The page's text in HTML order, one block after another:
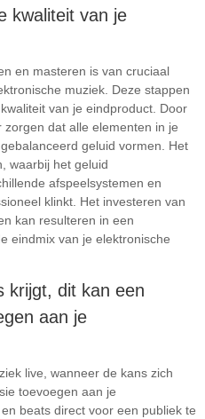
kwaliteit van je
en masteren is van cruciaal
muziek. Deze stappen
van je eindproduct. Door
dat alle elementen in je
geluid vormen. Het
waarbij het geluid
afspeelsystemen en
klinkt. Het investeren van
kan resulteren in een
eindmix van je elektronische
krijgt, dit kan een
aan je
live, wanneer de kans zich
toevoegen aan je
beats direct voor een publiek te